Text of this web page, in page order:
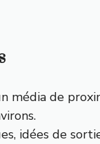
média de
idées de